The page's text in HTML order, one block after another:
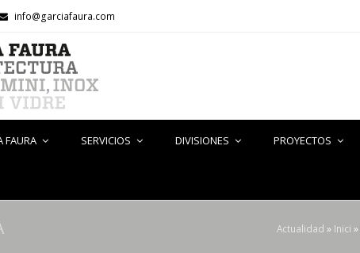
info@garciafaura.com
FAURA SERVICIOS DIVISIONES PROYECTOS
Actualidad » Inici »